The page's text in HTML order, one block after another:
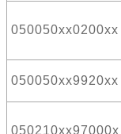
050050xx0200xx
050050xx9920xx
050210xx97000x